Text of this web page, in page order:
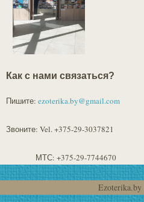
Как с нами связаться?
Пишите: ezoterika.by@gmail.com
Звоните: Vel. +375-29-3037821
МТС: +375-29-7744670
Ezoterika.by